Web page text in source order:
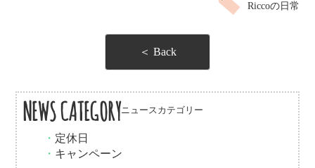
Riccoの日常
＜ Back
NEWS CATEGORYニュースカテゴリー
・ 定休日
・ キャンペーン